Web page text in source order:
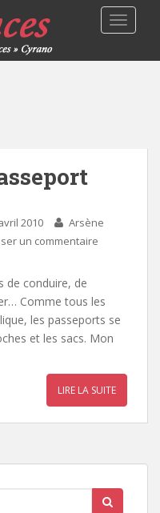
2010
Arsène
un commentaire
de conduire, de
Comme tous les
les passeports se
et les sacs. Mon
LIRE LA SUITE